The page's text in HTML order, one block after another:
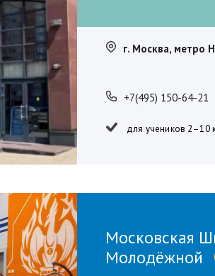
г. Москва, метро
+7(495) 150-64-21
для учеников 2–10
Московская
Молодёжной